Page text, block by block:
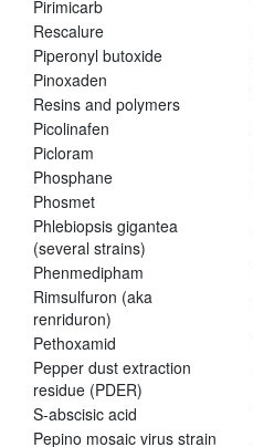
Pirimicarb
Rescalure
Piperonyl butoxide
Pinoxaden
Resins and polymers
Picolinafen
Picloram
Phosphane
Phosmet
Phlebiopsis gigantea
(several strains)
Phenmedipham
Rimsulfuron (aka
renriduron)
Pethoxamid
Pepper dust extraction
residue (PDER)
S-abscisic acid
Pepino mosaic virus strain